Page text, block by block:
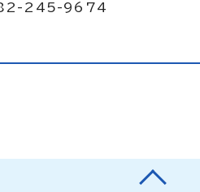
082-245-9674